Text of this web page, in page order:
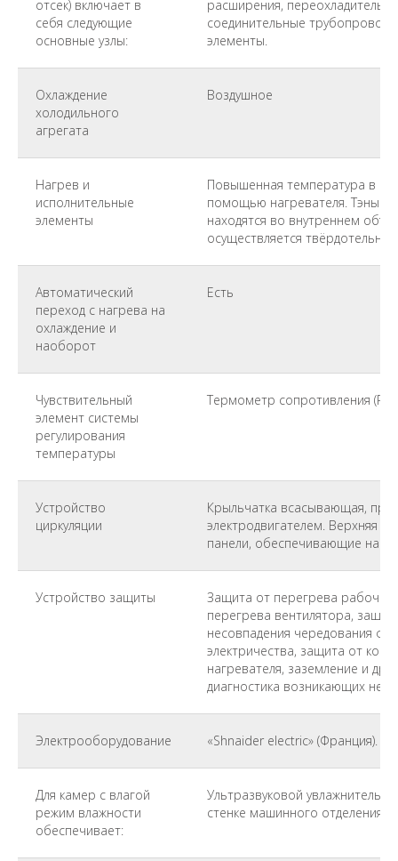
отсек) включает в
себя следующие
основные узлы:
расширения, переохладитель,
соединительные
элементы.
Охлаждение
холодильного
агрегата
Воздушное
Нагрев и
исполнительные
элементы
Повышенная температура в
помощью нагревателя. Тэны
находятся во внутреннем
осуществляется
Автоматический
переход с нагрева на
охлаждение и
наоборот
Есть
Чувствительный
элемент системы
регулирования
температуры
Термометр сопротивления (Pt-
Устройство
циркуляции
Крыльчатка всасывающая,
электродвигателем. Верхняя
панели, обеспечивающие
Устройство защиты
Защита от перегрева
перегрева вентилятора,
несовпадения чередования
электричества, защита от
нагревателя, заземление и др.
диагностика возникающих
Электрооборудование «Shnaider electric» (Франция).
Для камер с влагой
режим влажности
обеспечивает:
Ультразвуковой увлажнитель,
стенке машинного отделения.